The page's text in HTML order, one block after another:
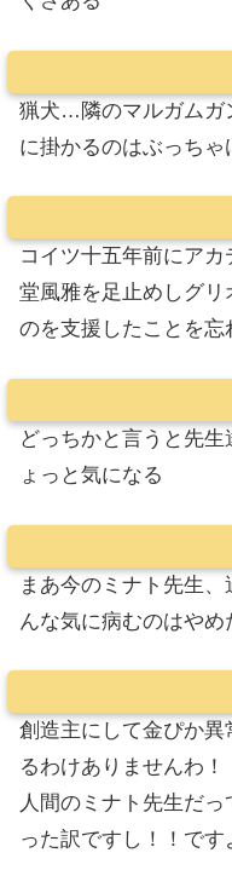
猟犬…隣のマルガムガ
に掛かるのはぶっち
コイツ十五年前にア
堂風雅を足止めしグ
のを支援したことを忘
どっちかと言うと先
ょっと気になる
まあ今のミナト先生
んな気に病むのはやめ
創造主にして金ぴか異
るわけありませんわ！
人間のミナト先生だ
った訳ですし！！です